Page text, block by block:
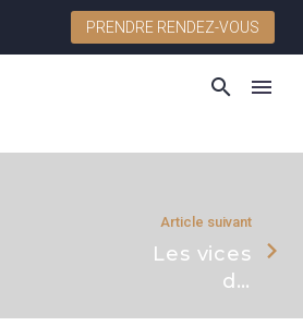
PRENDRE RENDEZ-VOUS
Article suivant
Les vices
du